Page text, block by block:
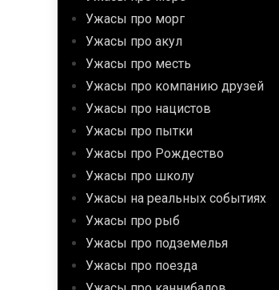
Ужасы про морг
Ужасы про акул
Ужасы про месть
Ужасы про компанию друзей
Ужасы про нацистов
Ужасы про пытки
Ужасы про Рождество
Ужасы про школу
Ужасы на реальных событиях
Ужасы про рыб
Ужасы про подземелья
Ужасы про поезда